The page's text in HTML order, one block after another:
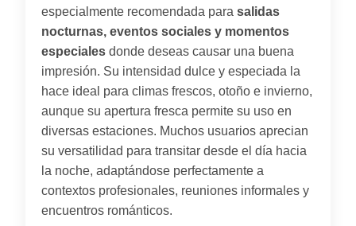
especialmente recomendada para salidas
nocturnas, eventos sociales y momentos
especiales donde deseas causar una buena
impresión. Su intensidad dulce y especiada la
hace ideal para climas frescos, otoño e invierno,
aunque su apertura fresca permite su uso en
diversas estaciones. Muchos usuarios aprecian
su versatilidad para transitar desde el día hacia
la noche, adaptándose perfectamente a
contextos profesionales, reuniones informales y
encuentros románticos.